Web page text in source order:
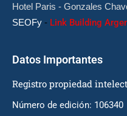
Hotel Paris - Gonzales
SEOFy - Link Building
Datos Importantes
Registro propiedad
Número de edición: 106340